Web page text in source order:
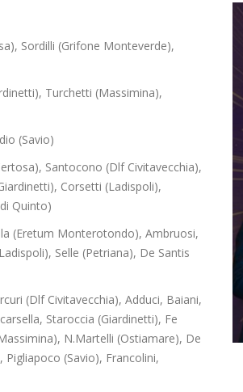
Sordilli (Grifone Monteverde),
Turchetti (Massimina),
(Savio)
Santocono (Dlf Civitavecchia),
Corsetti (Ladispoli),
Quinto)
(Eretum Monterotondo), Ambruosi,
Selle (Petriana), De Santis
(Dlf Civitavecchia), Adduci, Baiani,
Staroccia (Giardinetti), Fe
N.Martelli (Ostiamare), De
(Savio), Francolini,